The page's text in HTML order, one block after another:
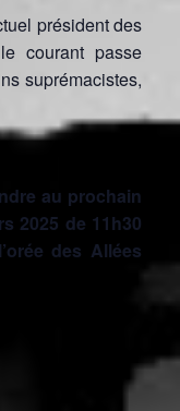
président des
courant passe
suprémacistes,
au prochain
2025 de 11h30
des Allées